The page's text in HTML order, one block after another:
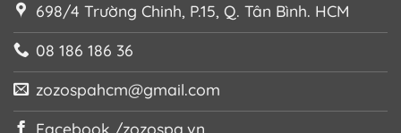
698/4 Trường Chinh, P.15, Q. Tân Bình. HCM
08 186 186 36
zozospahcm@gmail.com
Facebook /zozospa.vn